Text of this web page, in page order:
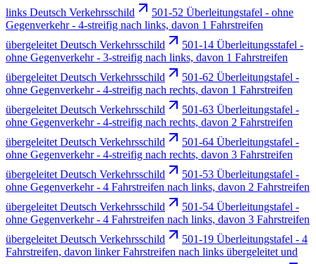
links Deutsch Verkehrsschild
501-52 Überleitungstafel - ohne
Gegenverkehr - 4-streifig nach links, davon 1 Fahrstreifen
übergeleitet Deutsch Verkehrsschild
501-14 Überleitungsstafel -
ohne Gegenverkehr - 3-streifig nach links, davon 1 Fahrstreifen
übergeleitet Deutsch Verkehrsschild
501-62 Überleitungstafel -
ohne Gegenverkehr - 4-streifig nach rechts, davon 1 Fahrstreifen
übergeleitet Deutsch Verkehrsschild
501-63 Überleitungstafel -
ohne Gegenverkehr - 4-streifig nach rechts, davon 2 Fahrstreifen
übergeleitet Deutsch Verkehrsschild
501-64 Überleitungstafel -
ohne Gegenverkehr - 4-streifig nach rechts, davon 3 Fahrstreifen
übergeleitet Deutsch Verkehrsschild
501-53 Überleitungstafel -
ohne Gegenverkehr - 4 Fahrstreifen nach links, davon 2 Fahrstreifen
übergeleitet Deutsch Verkehrsschild
501-54 Überleitungstafel -
ohne Gegenverkehr - 4 Fahrstreifen nach links, davon 3 Fahrstreifen
übergeleitet Deutsch Verkehrsschild
501-19 Überleitungstafel - 4
Fahrstreifen, davon linker Fahrstreifen nach links übergeleitet und